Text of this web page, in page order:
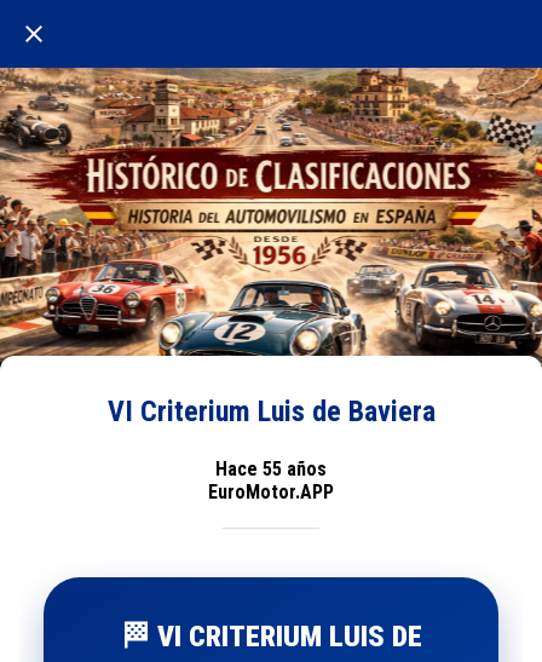
VI Criterium Luis de Baviera
Hace 55 años
EuroMotor.APP
🏁 VI CRITERIUM LUIS DE